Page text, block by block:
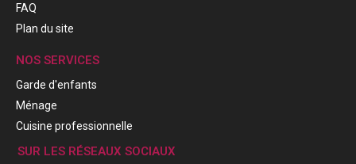
FAQ
Plan du site
NOS SERVICES
Garde d'enfants
Ménage
Cuisine professionnelle
SUR LES RÉSEAUX SOCIAUX